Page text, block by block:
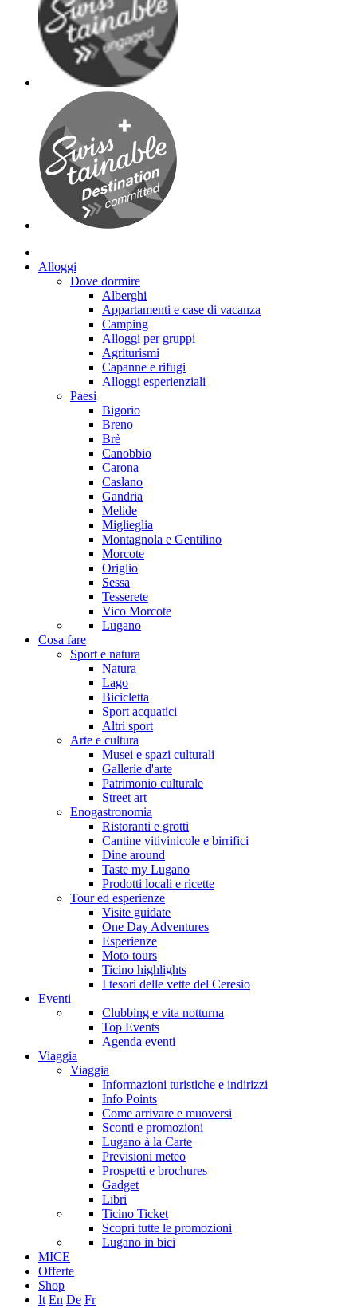
Alloggi
Dove dormire
Alberghi
Appartamenti e case di vacanza
Camping
Alloggi per gruppi
Agriturismi
Capanne e rifugi
Alloggi esperienziali
Paesi
Bigorio
Breno
Brè
Canobbio
Carona
Caslano
Gandria
Melide
Miglieglia
Montagnola e Gentilino
Morcote
Origlio
Sessa
Tesserete
Vico Morcote
Lugano
Cosa fare
Sport e natura
Natura
Lago
Bicicletta
Sport acquatici
Altri sport
Arte e cultura
Musei e spazi culturali
Gallerie d'arte
Patrimonio culturale
Street art
Enogastronomia
Ristoranti e grotti
Cantine vitivinicole e birrifici
Dine around
Taste my Lugano
Prodotti locali e ricette
Tour ed esperienze
Visite guidate
One Day Adventures
Esperienze
Moto tours
Ticino highlights
I tesori delle vette del Ceresio
Eventi
Clubbing e vita notturna
Top Events
Agenda eventi
Viaggia
Viaggia
Informazioni turistiche e indirizzi
Info Points
Come arrivare e muoversi
Sconti e promozioni
Lugano à la Carte
Previsioni meteo
Prospetti e brochures
Gadget
Libri
Ticino Ticket
Scopri tutte le promozioni
Lugano in bici
MICE
Offerte
Shop
It En De Fr